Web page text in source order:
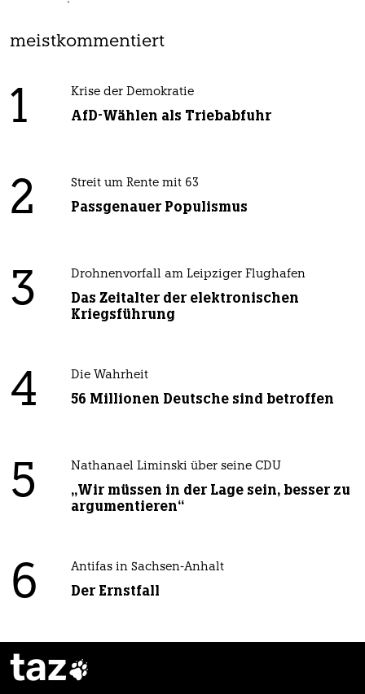
meistkommentiert
1 Krise der Demokratie
AfD-Wählen als Triebabfuhr
2 Streit um Rente mit 63
Passgenauer Populismus
3 Drohnenvorfall am Leipziger Flughafen
Das Zeitalter der elektronischen
Kriegsführung
4 Die Wahrheit
56 Millionen Deutsche sind betroffen
5 Nathanael Liminski über seine CDU
„Wir müssen in der Lage sein, besser zu
argumentieren“
6 Antifas in Sachsen-Anhalt
Der Ernstfall
taz